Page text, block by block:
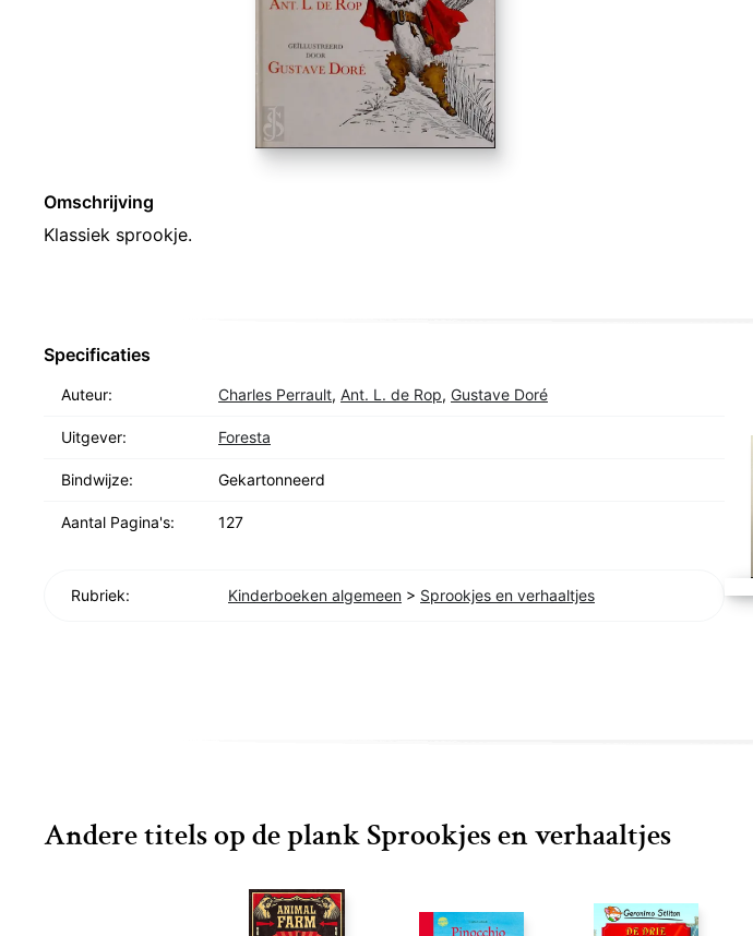
Omschrijving
Klassiek sprookje.
Specificaties
Auteur: Charles Perrault, Ant. L. de Rop, Gustave Doré
Uitgever: Foresta
Bindwijze: Gekartonneerd
Aantal Pagina's: 127
Rubriek: Kinderboeken algemeen > Sprookjes en verhaaltjes
Andere titels op de plank Sprookjes en verhaaltjes